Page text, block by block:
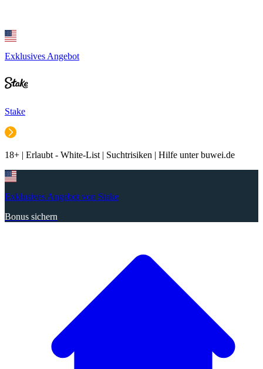
Exklusives Angebot
Stake
18+ | Erlaubt - White-List | Suchtrisiken | Hilfe unter buwei.de
Exklusives Angebot von Stake
Bonus sichern